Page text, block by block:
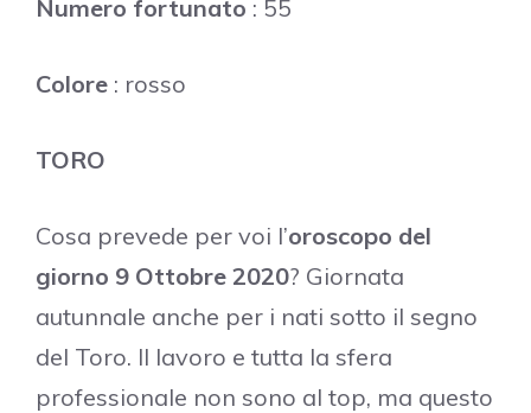
Numero fortunato : 55
Colore : rosso
TORO
Cosa prevede per voi l’oroscopo del
giorno 9 Ottobre 2020? Giornata
autunnale anche per i nati sotto il segno
del Toro. Il lavoro e tutta la sfera
professionale non sono al top, ma questo